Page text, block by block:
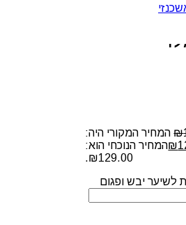
לשיער
₪ המחיר המקורי היה:
₪המחיר הנוכחי הוא:
₪129.00.
לשיער יבש ופגום